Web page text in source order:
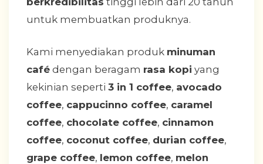
untuk membuatkan produknya.
Kami menyediakan produk minuman
café dengan beragam rasa kopi yang
kekinian seperti 3 in 1 coffee, avocado
coffee, cappucinno coffee, caramel
coffee, chocolate coffee, cinnamon
coffee, coconut coffee, durian coffee,
grape coffee, lemon coffee, melon